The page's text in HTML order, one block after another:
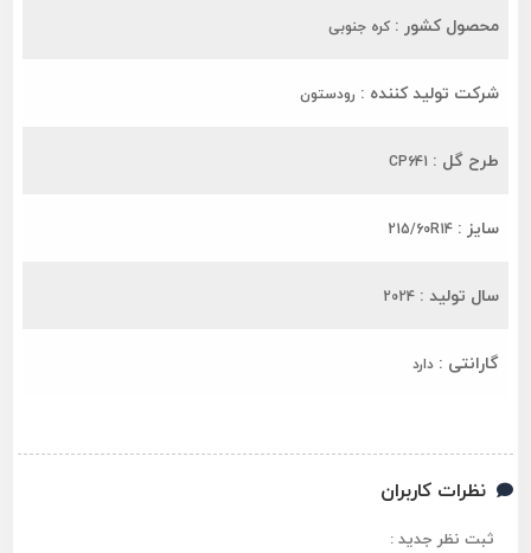
محصول کشور : کره جنوبی
شرکت تولید کننده : رودستون
طرح گل : CP641
سایز : 215/60R14
سال تولید : 2024
گارانتی : دارد
نظرات کاربران
ثبت نظر جدید :